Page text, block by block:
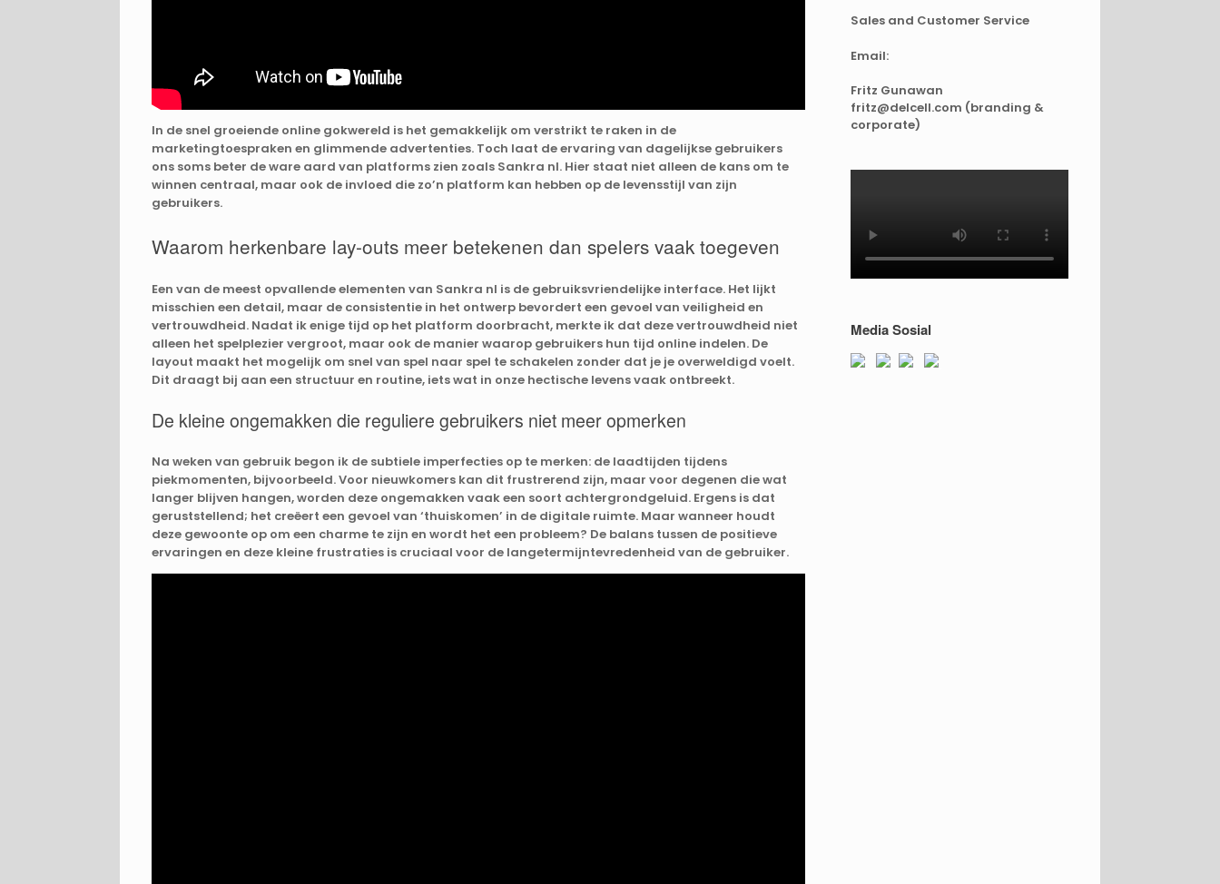
In de snel groeiende online gokwereld is het gemakkelijk om verstrikt te raken in de
marketingtoespraken en glimmende advertenties. Toch laat de ervaring van dagelijkse gebruikers
ons soms beter de ware aard van platforms zien zoals Sankra nl. Hier staat niet alleen de kans om te
winnen centraal, maar ook de invloed die zo’n platform kan hebben op de levensstijl van zijn
gebruikers.
Waarom herkenbare lay-outs meer betekenen dan spelers vaak toegeven
Een van de meest opvallende elementen van Sankra nl is de gebruiksvriendelijke interface. Het lijkt
misschien een detail, maar de consistentie in het ontwerp bevordert een gevoel van veiligheid en
vertrouwdheid. Nadat ik enige tijd op het platform doorbracht, merkte ik dat deze vertrouwdheid niet
alleen het spelplezier vergroot, maar ook de manier waarop gebruikers hun tijd online indelen. De
layout maakt het mogelijk om snel van spel naar spel te schakelen zonder dat je je overweldigd voelt.
Dit draagt bij aan een structuur en routine, iets wat in onze hectische levens vaak ontbreekt.
De kleine ongemakken die reguliere gebruikers niet meer opmerken
Na weken van gebruik begon ik de subtiele imperfecties op te merken: de laadtijden tijdens
piekmomenten, bijvoorbeeld. Voor nieuwkomers kan dit frustrerend zijn, maar voor degenen die wat
langer blijven hangen, worden deze ongemakken vaak een soort achtergrondgeluid. Ergens is dat
geruststellend; het creëert een gevoel van ‘thuiskomen’ in de digitale ruimte. Maar wanneer houdt
deze gewoonte op om een charme te zijn en wordt het een probleem? De balans tussen de positieve
ervaringen en deze kleine frustraties is cruciaal voor de langetermijntevredenheid van de gebruiker.
Sales and Customer Service
Email:
Fritz Gunawan
fritz@delcell.com (branding &
corporate)
Media Sosial